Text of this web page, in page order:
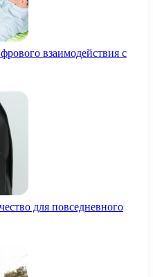
взаимодействия с
для повседневного